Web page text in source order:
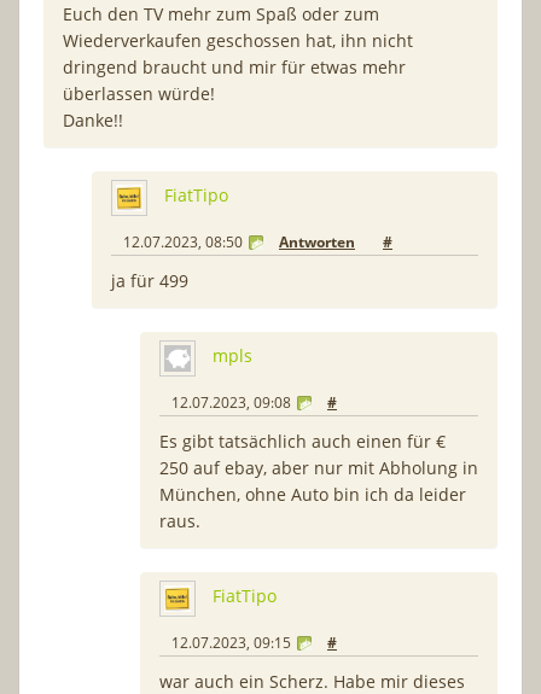
Euch den TV mehr zum Spaß oder zum
Wiederverkaufen geschossen hat, ihn nicht
dringend braucht und mir für etwas mehr
überlassen würde!
Danke!!
FiatTipo
12.07.2023, 08:50 Antworten #
ja für 499
mpls
12.07.2023, 09:08 #
Es gibt tatsächlich auch einen für €
250 auf ebay, aber nur mit Abholung in
München, ohne Auto bin ich da leider
raus.
FiatTipo
12.07.2023, 09:15 #
war auch ein Scherz. Habe mir dieses